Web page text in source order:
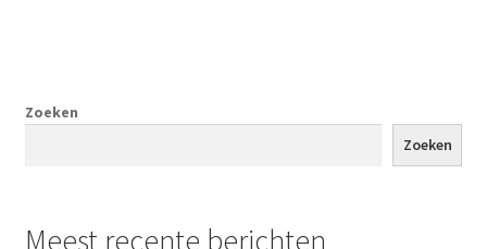
Zoeken
Zoeken
Meest recente berichten